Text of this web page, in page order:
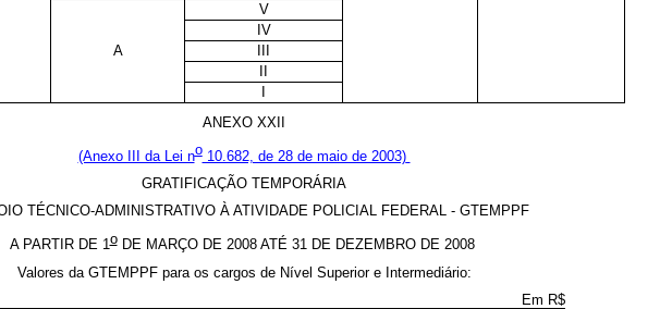
A
V
IV
ANEXO XXII
(Anexo III da Lei no10.682, de 28 de maio de 2003)
GRATIFICAÇÃO TEMPORÁRIA
TÉCNICO-ADMINISTRATIVO À ATIVIDADE POLICIAL FEDERAL - GTEMPPF
A PARTIR DE 1oDE MARÇO DE 2008 ATÉ 31 DE DEZEMBRO DE 2008
Valores da GTEMPPF para os cargos de Nível Superior e Intermediário:
Em R$